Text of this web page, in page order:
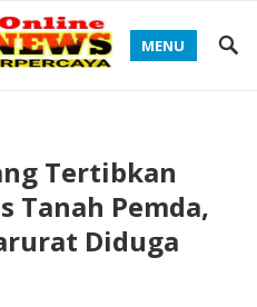
MENU
Tertibkan
Tanah Pemda,
Diduga